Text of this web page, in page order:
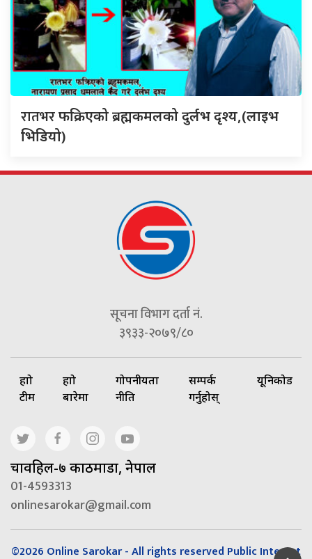
रातभरफक्रिएको ब्रह्मकमलको दुर्लभ दृश्य,(लाइभ
भिडियो)
सूचना विभाग दर्ता नं.
३९३३-२०७९/८०
हाम्रो
टीम
हाम्रो
बारेमा
गोपनीयता
नीति
सम्पर्क
गर्नुहोस्
यूनिकोड
चावहिल-७ काठमाडौं, नेपाल
01-4593313
onlinesarokar@gmail.com
©2026 Online Sarokar - All rights reserved Public Interest